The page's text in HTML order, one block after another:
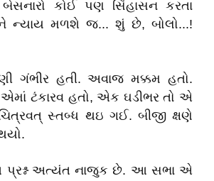
કોઈ પણ સિંહાસન કરતા
ન્યાય મળશે જ... શું છે, બોલો...!
ગંભીર હતી. અવાજ મક્કમ હતો.
ટંકારવ હતો, એક ઘડીભર તો એ
સ્તબ્ધ થઇ ગઈ. બીજી ક્ષણે
આ પ્રશ્ન અત્યંત નાજુક છે. આ સભા એ